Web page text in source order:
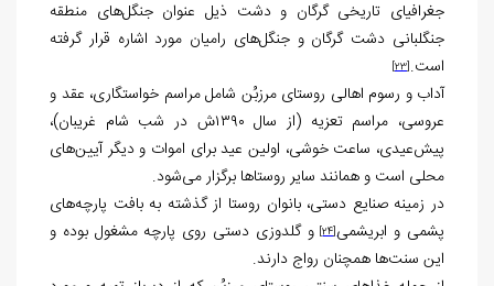
جغرافیای تاریخی گرگان و دشت ذیل عنوان جنگل‌های منطقه
جنگلبانی دشت گرگان و جنگل‌های رامیان مورد اشاره قرار گرفته
است.[23]
آداب و رسوم اهالی روستای مرزبُن شامل مراسم خواستگاری، عقد و
عروسی، مراسم تعزیه (از سال ۱۳۹۰ش در شب شام غریبان)،
پیش‌عیدی، ساعت خوشی، اولین عید برای اموات و دیگر آیین‌های
محلی است و همانند سایر روستاها برگزار می‌شود.
در زمینه صنایع دستی، بانوان روستا از گذشته به بافت پارچه‌های
پشمی و ابریشمی[24]
و گلدوزی دستی روی پارچه مشغول بوده و
این سنت‌ها همچنان رواج دارند.